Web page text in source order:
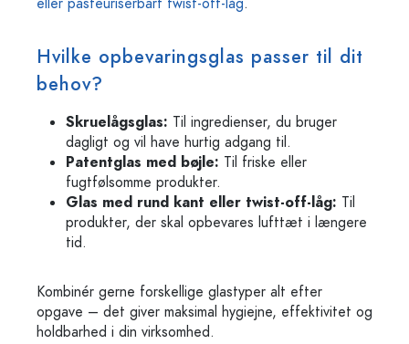
eller pasteuriserbart twist-off-låg.
Hvilke opbevaringsglas passer til dit
behov?
Skruelågsglas: Til ingredienser, du bruger
dagligt og vil have hurtig adgang til.
Patentglas med bøjle: Til friske eller
fugtfølsomme produkter.
Glas med rund kant eller twist-off-låg: Til
produkter, der skal opbevares lufttæt i længere
tid.
Kombinér gerne forskellige glastyper alt efter
opgave – det giver maksimal hygiejne, effektivitet og
holdbarhed i din virksomhed.